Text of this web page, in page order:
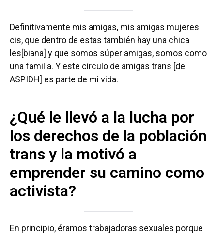
Definitivamente mis amigas, mis amigas mujeres
cis, que dentro de estas también hay una chica
les[biana] y que somos súper amigas, somos como
una familia. Y este círculo de amigas trans [de
ASPIDH] es parte de mi vida.
¿Qué le llevó a la lucha por
los derechos de la población
trans y la motivó a
emprender su camino como
activista?
En principio, éramos trabajadoras sexuales porque